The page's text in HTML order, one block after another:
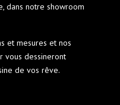
dans notre showroom
et mesures et nos
vous dessineront
de vos rêve.